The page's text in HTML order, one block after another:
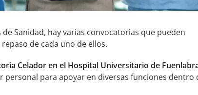
de Sanidad, hay varias convocatorias que pueden
de cada uno de ellos.
Celador en el Hospital Universitario de
personal para apoyar en diversas funciones dentro